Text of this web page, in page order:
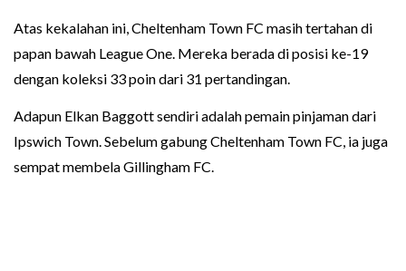
Atas kekalahan ini, Cheltenham Town FC masih tertahan di
papan bawah League One. Mereka berada di posisi ke-19
dengan koleksi 33 poin dari 31 pertandingan.
Adapun Elkan Baggott sendiri adalah pemain pinjaman dari
Ipswich Town. Sebelum gabung Cheltenham Town FC, ia juga
sempat membela Gillingham FC.